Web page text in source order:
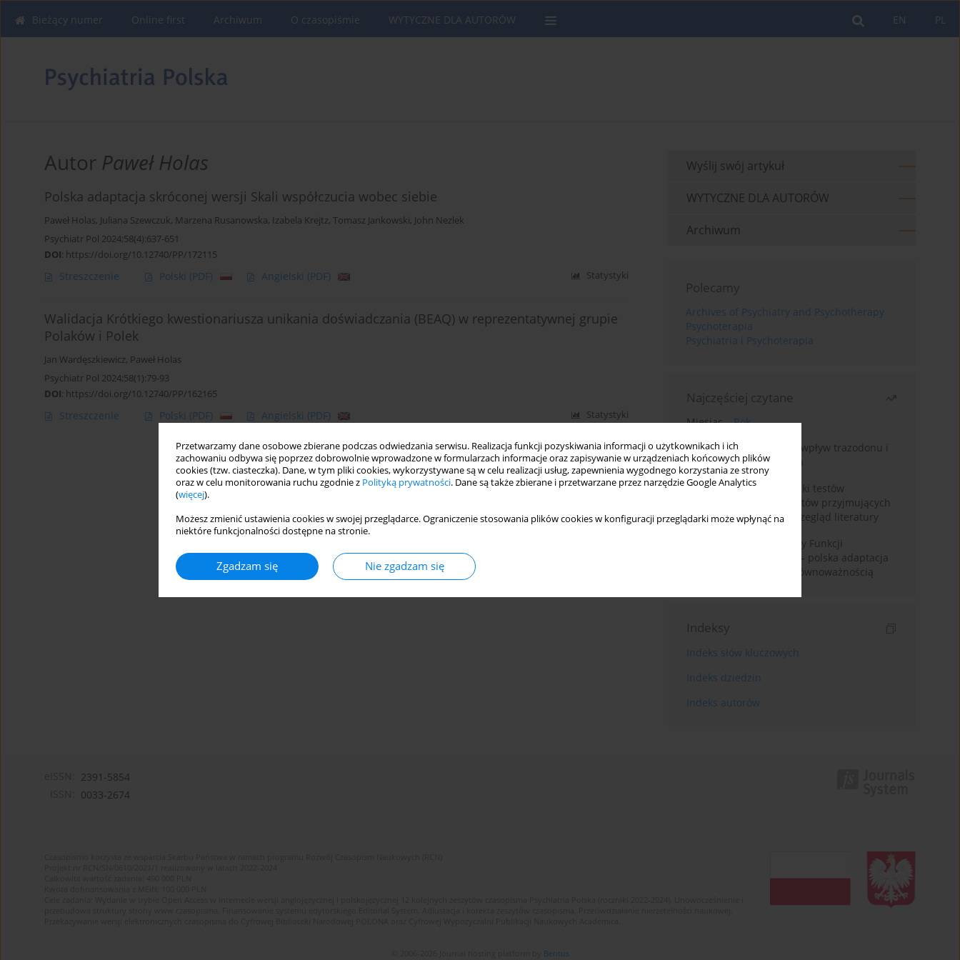
Przetwarzamy dane osobowe zbierane podczas odwiedzania serwisu. Realizacja funkcji pozyskiwania informacji o użytkownikach i ich
zachowaniu odbywa się poprzez dobrowolnie wprowadzone w formularzach informacje oraz zapisywanie w urządzeniach końcowych plików
cookies (tzw. ciasteczka). Dane, w tym pliki cookies, wykorzystywane są w celu realizacji usług, zapewnienia wygodnego korzystania ze strony
oraz w celu monitorowania ruchu zgodnie z Polityką prywatności. Dane są także zbierane i przetwarzane przez narzędzie Google Analytics
(więcej).
Możesz zmienić ustawienia cookies w swojej przeglądarce. Ograniczenie stosowania plików cookies w konfiguracji przeglądarki może wpłynąć na
niektóre funkcjonalności dostępne na stronie.
Zgadzam się Nie zgadzam się
PL
EN
Bieżący numer Online first Archiwum O czasopiśmie WYTYCZNE DLA AUTORÓW
Autor Paweł Holas
Polska adaptacja skróconej wersji Skali współczucia wobec siebie
Paweł Holas, Juliana Szewczuk, Marzena Rusanowska, Izabela Krejtz, Tomasz Jankowski, John Nezlek
Psychiatr Pol 2024;58(4):637-651
DOI: https://doi.org/10.12740/PP/172115
Streszczenie Polski (PDF) Angielski (PDF) Statystyki
Walidacja Krótkiego kwestionariusza unikania doświadczania (BEAQ) w reprezentatywnej grupie
Polaków i Polek
Jan Wardęszkiewicz, Paweł Holas
Psychiatr Pol 2024;58(1):79-93
DOI: https://doi.org/10.12740/PP/162165
Streszczenie Polski (PDF) Angielski (PDF) Statystyki
Wyślij swój artykuł
WYTYCZNE DLA AUTORÓW
Archiwum
Polecamy
Archives of Psychiatry and Psychotherapy
Psychoterapia
Psychiatria i Psychoterapia
Najczęściej czytane
Miesiąc
Rok
Leczenie bezsenności – wpływ trazodonu i
leków nasennych na sen
Fałszywie dodatnie wyniki testów
narkotykowych u pacjentów przyjmujących
leki psychotropowe – przegląd literatury
Montrealska Skala Oceny Funkcji
Poznawczych MoCA 7.2.– polska adaptacja
metody i badania nad równoważnością
Indeksy
Indeks słów kluczowych
Indeks dziedzin
Indeks autorów
2391-5854
0033-2674
Bentus